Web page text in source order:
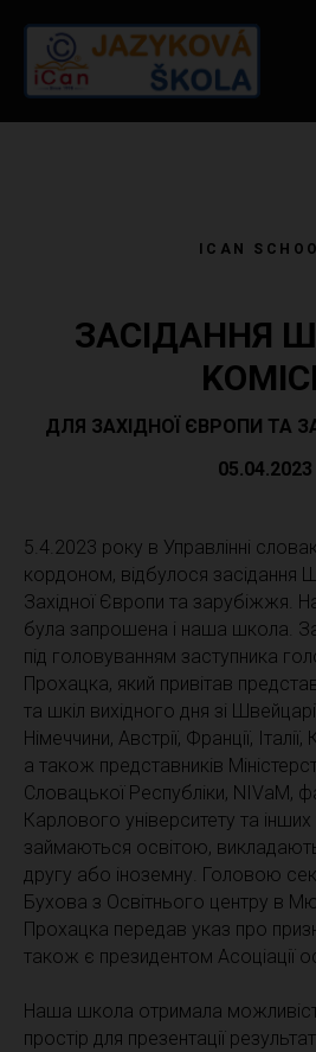
ICAN
ЗАСІДАННЯ
ДЛЯ ЗАХІДНОЇ ЄВРОПИ ТА
05.04.2023
5.4.2023 року в Управлінні
кордоном, відбулося засідання
Західної Європи та зарубіжжя. На
була запрошена і наша школа.
під головуванням заступника
Прохацка, який привітав
та шкіл вихідного дня зі Швейцарії,
Німеччини, Австрії, Франції,
а також представників
Словацької Республіки, NIVaM,
Карлового університету та
займаються освітою,
другу або іноземну. Головою
Бухова з Освітнього центру в
Прохацка передав указ про
також є президентом Асоціації
Наша школа отримала
простір для презентації